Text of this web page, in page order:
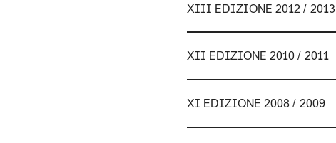
XIII EDIZIONE 2012 / 2013
XII EDIZIONE 2010 / 2011
XI EDIZIONE 2008 / 2009